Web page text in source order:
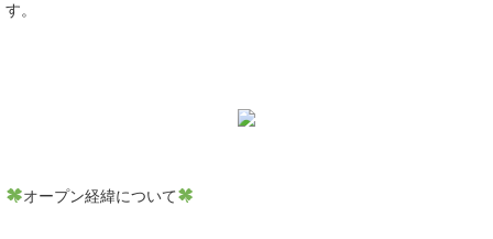
す。
オープン経緯について